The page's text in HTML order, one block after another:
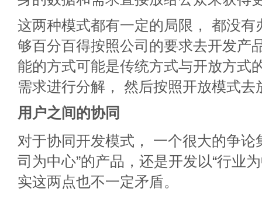
这两种模式都有一定的局限， 都没有
够百分百得按照公司的要求去开发产
能的方式可能是传统方式与开放方式
需求进行分解， 然后按照开放模式去
用户之间的协同
对于协同开发模式， 一个很大的争论
司为中心”的产品，还是开发以“行业
实这两点也不一定矛盾。